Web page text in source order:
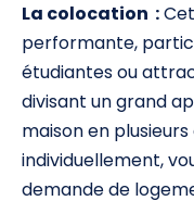
La colocation :
performante,
étudiantes ou
divisant un grand
maison en
individuellement,
demande de